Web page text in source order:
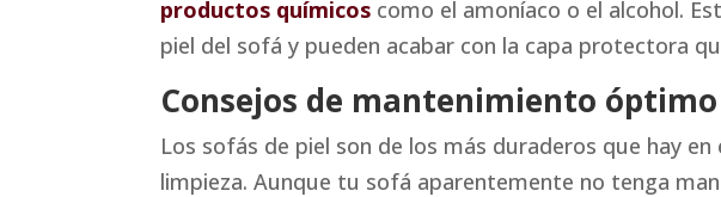
productos químicos como el amoníaco o el alcohol.
piel del sofá y pueden acabar con la capa protectora
Consejos de mantenimiento
Los sofás de piel son de los más duraderos que hay
limpieza. Aunque tu sofá aparentemente no tenga